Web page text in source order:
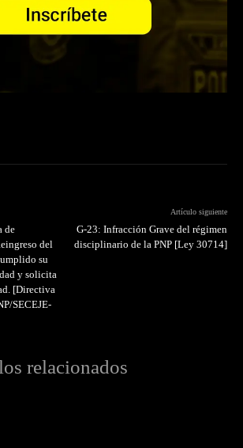
de
del
su
y solicita
[Directiva
SECEJE-
Artículo siguiente
G-23: Infracción Grave del régimen
disciplinario de la PNP [Ley 30714]
relacionados